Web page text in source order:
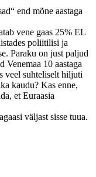
end mõne aastaga
vene gaas 25% EL
poliitilisi ja
Paraku on just paljud
10 aastaga
veel suhteliselt hiljuti
kaudu? Kas enne,
et Euraasia
väljast sisse tuua.